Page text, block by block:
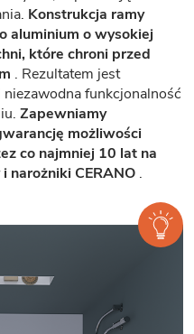
Konstrukcja ramy
aluminium o wysokiej
które chroni przed
. Rezultatem jest
niezawodna funkcjonalność
Zapewniamy
możliwości
co najmniej 10 lat na
narożniki CERANO .